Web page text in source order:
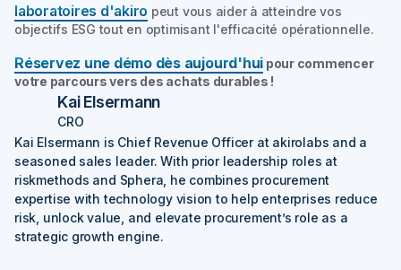
laboratoires d'akiro peut vous aider à atteindre vos
objectifs ESG tout en optimisant l'efficacité opérationnelle.
Réservez une démo dès aujourd'hui pour commencer
votre parcours vers des achats durables !
Kai Elsermann
CRO
Kai Elsermann is Chief Revenue Officer at akirolabs and a
seasoned sales leader. With prior leadership roles at
riskmethods and Sphera, he combines procurement
expertise with technology vision to help enterprises reduce
risk, unlock value, and elevate procurement’s role as a
strategic growth engine.‍